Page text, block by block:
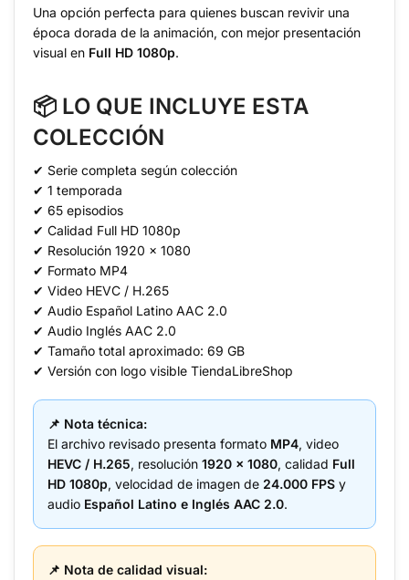
Una opción perfecta para quienes buscan revivir una
época dorada de la animación, con mejor presentación
visual en Full HD 1080p.
📦 LO QUE INCLUYE ESTA
COLECCIÓN
✔ Serie completa según colección
✔ 1 temporada
✔ 65 episodios
✔ Calidad Full HD 1080p
✔ Resolución 1920 x 1080
✔ Formato MP4
✔ Video HEVC / H.265
✔ Audio Español Latino AAC 2.0
✔ Audio Inglés AAC 2.0
✔ Tamaño total aproximado: 69 GB
✔ Versión con logo visible TiendaLibreShop
📌 Nota técnica:
El archivo revisado presenta formato MP4, video
HEVC / H.265, resolución 1920 x 1080, calidad Full
HD 1080p, velocidad de imagen de 24.000 FPS y
audio Español Latino e Inglés AAC 2.0.
📌 Nota de calidad visual: